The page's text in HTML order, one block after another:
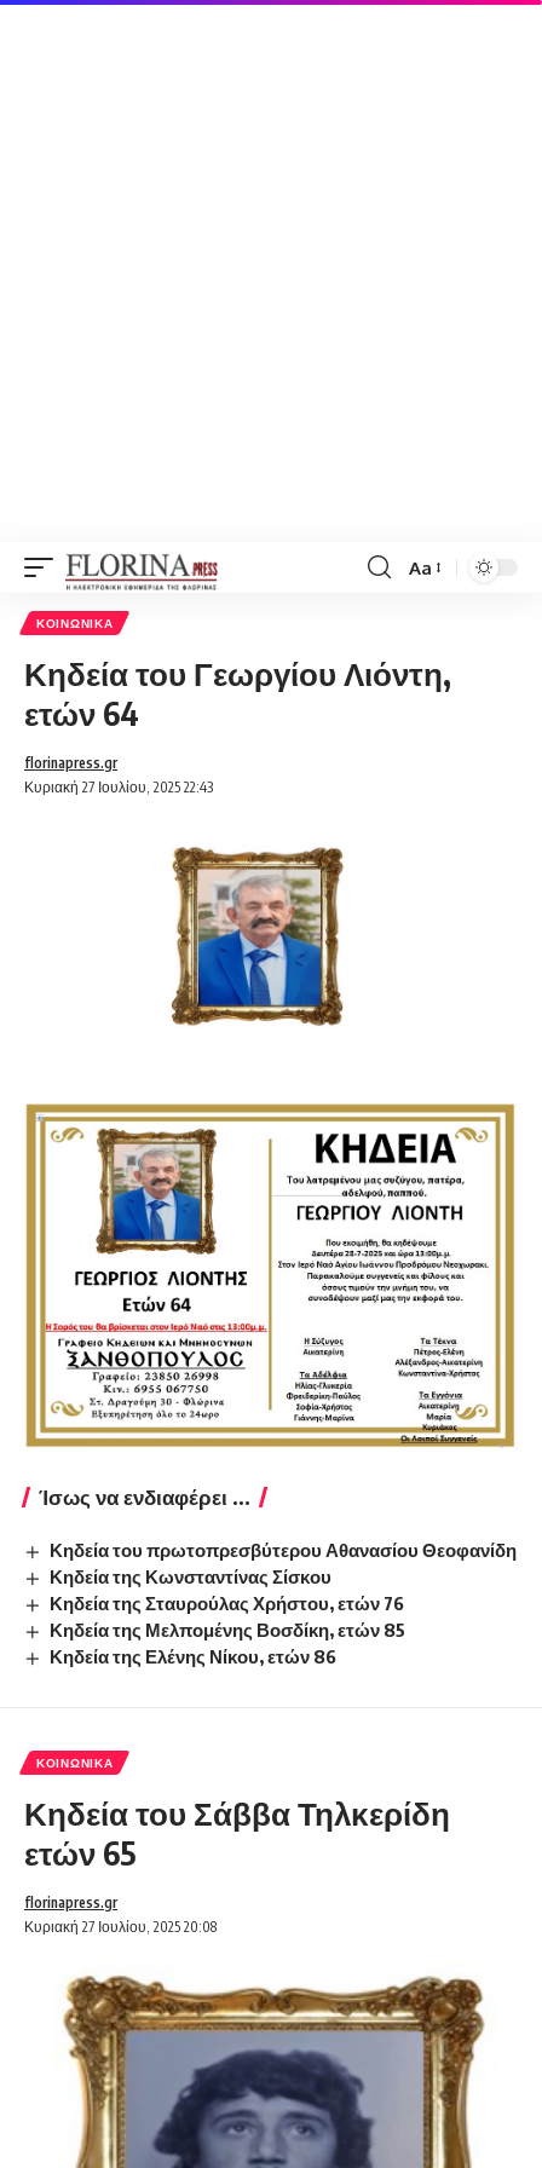
Font
Aa
ΚΟΙΝΩΝΙΚΆ
Κηδεία του Γεωργίου Λιόντη,
ετών 64
Κυριακή 27 Ιουλίου, 2025 22:43
florinapress.gr
Ίσως να ενδιαφέρει ...
Κηδεία του πρωτοπρεσβύτερου Αθανασίου Θεοφανίδη
Κηδεία της Κωνσταντίνας Σίσκου
Κηδεία της Σταυρούλας Χρήστου, ετών 76
Κηδεία της Μελπομένης Βοσδίκη, ετών 85
Κηδεία της Ελένης Νίκου, ετών 86
ΚΟΙΝΩΝΙΚΆ
Κηδεία του Σάββα Τηλκερίδη
ετών 65
Κυριακή 27 Ιουλίου, 2025 20:08
florinapress.gr